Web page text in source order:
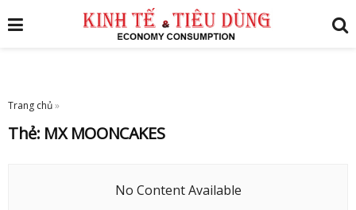
Trang chủ»
Thẻ: MX MOONCAKES
No Content Available